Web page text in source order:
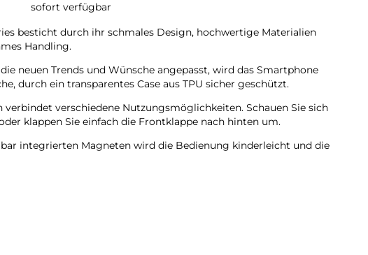
sofort verfügbar
besticht durch ihr schmales Design, hochwertige Materialien
Handling.
neuen Trends und Wünsche angepasst, wird das Smartphone
durch ein transparentes Case aus TPU sicher geschützt.
verschiedene Nutzungsmöglichkeiten. Schauen Sie sich
klappen Sie einfach die Frontklappe nach hinten um.
integrierten Magneten wird die Bedienung kinderleicht und die
nicht ungewollt.